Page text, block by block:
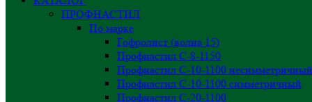
ПРОФНАСТИЛ
По марке
Гофролист (волна 15)
Профнастил С-8-1150
Профнастил С-10-1100 несимметричный
Профнастил С-10-1100 симметричный
Профнастил С-20-1100